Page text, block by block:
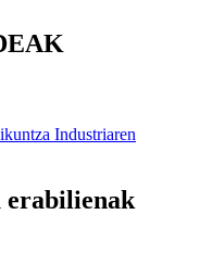
Industriaren
erabilienak